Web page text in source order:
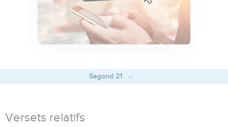
Segond 21
Versets relatifs